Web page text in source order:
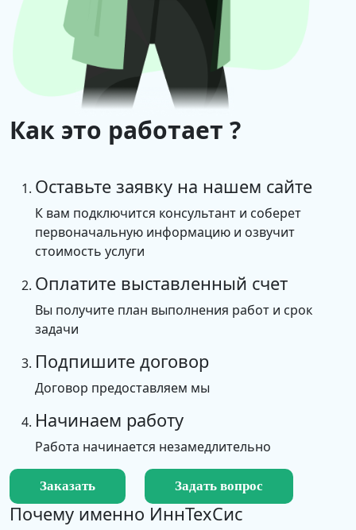
Как это работает ?
Оставьте заявку на нашем сайте
К вам подключится консультант и соберет
первоначальную информацию и озвучит
стоимость услуги
Оплатите выставленный счет
Вы получите план выполнения работ и срок
задачи
Подпишите договор
Договор предоставляем мы
Начинаем работу
Работа начинается незамедлительно
Заказать Задать вопрос
Почему именно ИннТехСис